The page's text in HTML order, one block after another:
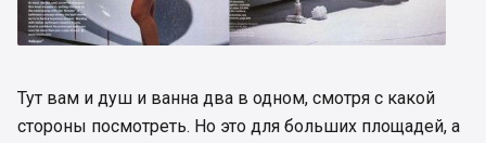
Тут вам и душ и ванна два в одном, смотря с какой
стороны посмотреть. Но это для больших площадей, а